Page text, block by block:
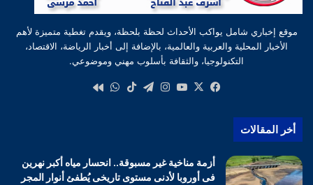
موقع إخباري شامل يواكب الأحداث لحظة بلحظة، ويقدم تغطية متميزة لأهم
الأخبار المحلية والعربية والعالمية، بالإضافة إلى أخبار الرياضة، الاقتصاد،
التكنولوجيا، والثقافة بأسلوب مهني وموضوعي.
فيسبوك
‫X
‫YouTube
انستقرام
تيلقرام‫TikTokواتساب
أخر المقالات
أزمة مناخية غير مسبوقة.. انحسار مياه أكبر نهرين
فى أوروبا لأدنى مستوى تاريخى يُطفئ أنوار المجر